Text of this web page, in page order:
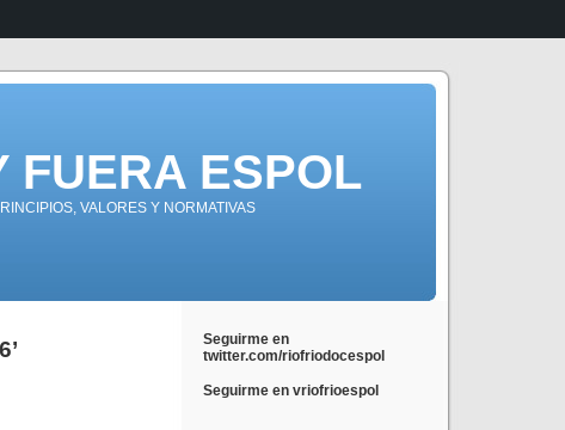
FUERA ESPOL
VALORES Y NORMATIVAS
Seguirme en
twitter.com/riofriodocespol
Seguirme en vriofrioespol